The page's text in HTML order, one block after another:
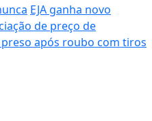
EJA ganha novo
de preço de
após roubo com tiros